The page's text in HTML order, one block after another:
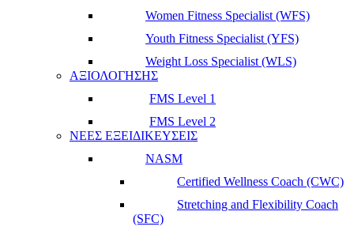
Women Fitness Specialist (WFS)
Youth Fitness Specialist (YFS)
Weight Loss Specialist (WLS)
ΑΞΙΟΛΟΓΗΣΗΣ
FMS Level 1
FMS Level 2
ΝΕΕΣ ΕΞΕΙΔΙΚΕΥΣΕΙΣ
NASM
Certified Wellness Coach (CWC)
Stretching and Flexibility Coach
(SFC)